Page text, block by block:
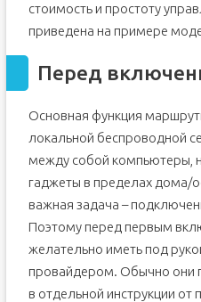
Всё о настройках
Как подключить роутер к
Как настроить
Раздел Security –
Раздел продвинутых
Редко используемые
Заключение
TP-Link TL-WR841
Перед настройкой
стоимость и простоту
приведена на примере
Перед
Основная функция
локальной беспроводной
между собой компьютеры,
гаджеты в пределах дома/
важная задача –
Поэтому перед первым
желательно иметь под
провайдером. Обычно они
в отдельной инструкции от